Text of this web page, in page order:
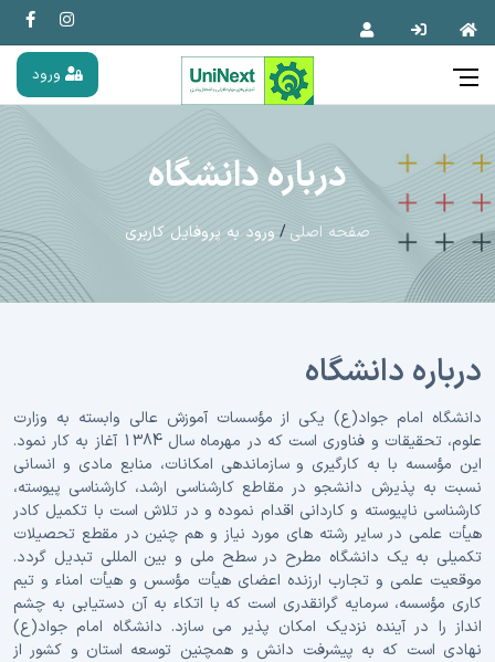
ورود
درباره دانشگاه
صفحه اصلی ورود به پروفایل کاربری
درباره دانشگاه
دانشگاه امام جواد(ع) یکی از مؤسسات آموزش عالی وابسته به وزارت
علوم، تحقیقات و فناوری است که در مهرماه سال 1384 آغاز به کار نمود.
این مؤسسه با به کارگیری و سازماندهی امکانات، منابع مادی و انسانی
نسبت به پذیرش دانشجو در مقاطع کارشناسی ارشد، کارشناسی پیوسته،
کارشناسی ناپیوسته و کاردانی اقدام نموده و در تلاش است با تکمیل کادر
هیأت علمی در سایر رشته های مورد نیاز و هم چنین در مقطع تحصیلات
تکمیلی به یک دانشگاه مطرح در سطح ملی و بین المللی تبدیل گردد.
موقعیت علمی و تجارب ارزنده اعضای هیأت مؤسس و هیأت امناء و تیم
کاری مؤسسه، سرمایه گرانقدری است که با اتکاء به آن دستیابی به چشم
انداز را در آینده نزدیک امکان پذیر می سازد. دانشگاه امام جواد(ع)
نهادی است که به پیشرفت دانش و همچنین توسعه استان و کشور از